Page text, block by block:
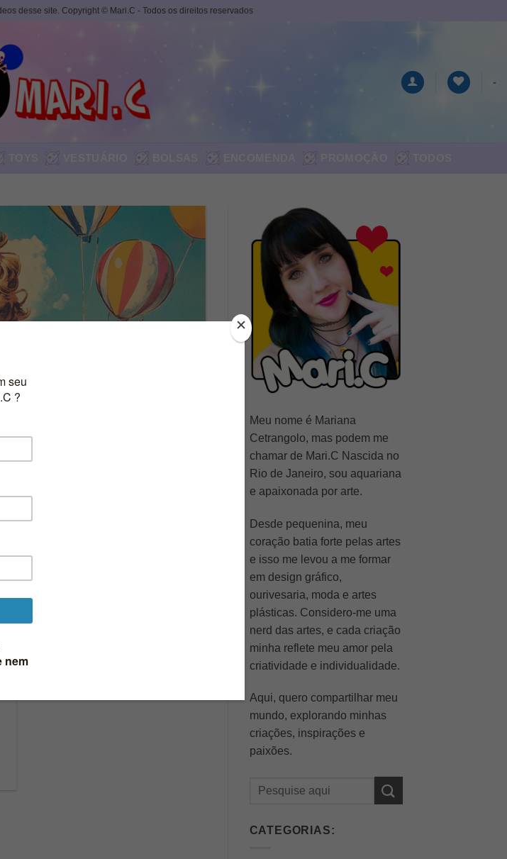
desse site. Copyright © Mari.C - Todos os direitos reservados
-
no Brasil
tão amada que faz o [...]
Meu nome é Mariana
Cetrangolo, mas podem me
chamar de Mari.C Nascida no
Rio de Janeiro, sou aquariana
e apaixonada por arte.
Desde pequenina, meu
coração batia forte pelas artes
e isso me levou a me formar
em design gráfico,
ourivesaria, moda e artes
plásticas. Considero-me uma
nerd das artes, e cada criação
minha reflete meu amor pela
criatividade e individualidade.
Aqui, quero compartilhar meu
mundo, explorando minhas
criações, inspirações e
paixões.
CATEGORIAS: